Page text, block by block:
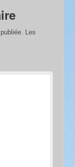
Les